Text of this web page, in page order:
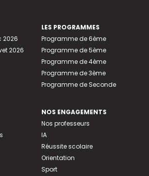
2026
2026
LES PROGRAMMES
Programme de 6ème
Programme de 5ème
Programme de 4ème
Programme de 3ème
Programme de Seconde
NOS ENGAGEMENTS
Nos professeurs
IA
Réussite scolaire
Orientation
Sport